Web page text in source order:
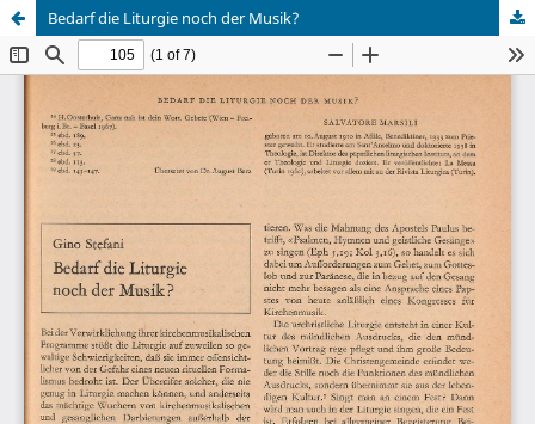
Bedarf die Liturgie noch der Musik?